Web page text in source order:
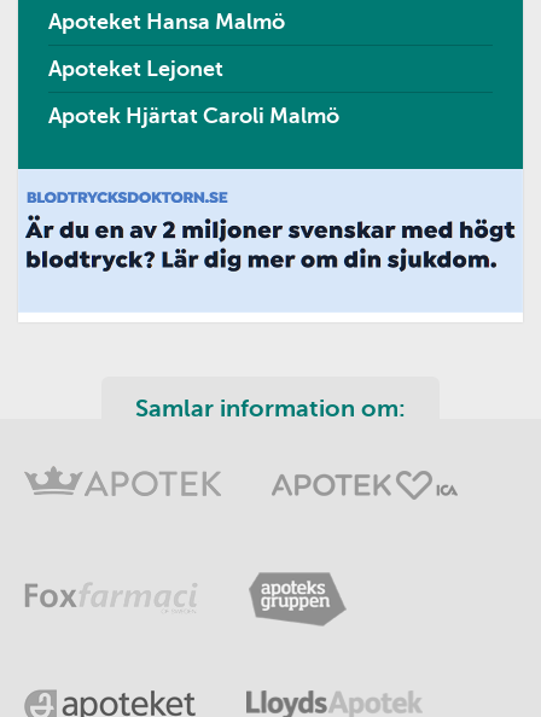
Apoteket Hansa Malmö
Apoteket Lejonet
Apotek Hjärtat Caroli Malmö
Samlar information om: